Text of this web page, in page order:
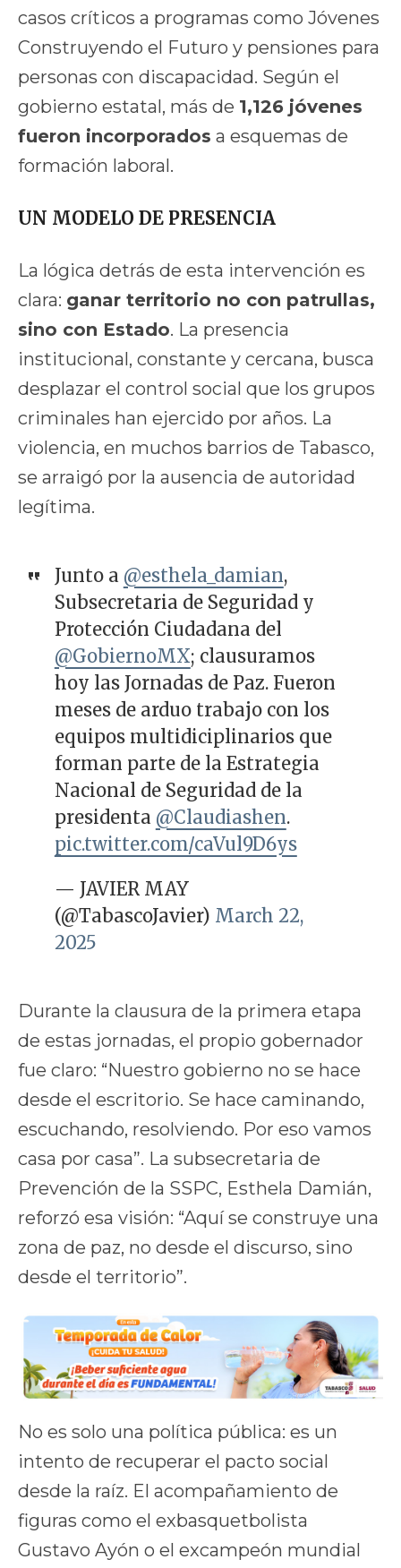
casos críticos a programas como Jóvenes
Construyendo el Futuro y pensiones para
personas con discapacidad. Según el
gobierno estatal, más de 1,126 jóvenes
fueron incorporados a esquemas de
formación laboral.
UN MODELO DE PRESENCIA
La lógica detrás de esta intervención es
clara: ganar territorio no con patrullas,
sino con Estado. La presencia
institucional, constante y cercana, busca
desplazar el control social que los grupos
criminales han ejercido por años. La
violencia, en muchos barrios de Tabasco,
se arraigó por la ausencia de autoridad
legítima.
Junto a @esthela_damian,
Subsecretaria de Seguridad y
Protección Ciudadana del
@GobiernoMX; clausuramos
hoy las Jornadas de Paz. Fueron
meses de arduo trabajo con los
equipos multidiciplinarios que
forman parte de la Estrategia
Nacional de Seguridad de la
presidenta @Claudiashen.
pic.twitter.com/caVul9D6ys
— JAVIER MAY
(@TabascoJavier) March 22,
2025
Durante la clausura de la primera etapa
de estas jornadas, el propio gobernador
fue claro: “Nuestro gobierno no se hace
desde el escritorio. Se hace caminando,
escuchando, resolviendo. Por eso vamos
casa por casa”. La subsecretaria de
Prevención de la SSPC, Esthela Damián,
reforzó esa visión: “Aquí se construye una
zona de paz, no desde el discurso, sino
desde el territorio”.
No es solo una política pública: es un
intento de recuperar el pacto social
desde la raíz. El acompañamiento de
figuras como el exbasquetbolista
Gustavo Ayón o el excampeón mundial